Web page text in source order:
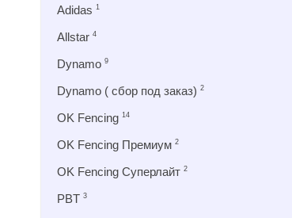
Adidas 1
Allstar 4
Dynamo 9
Dynamo ( сбор под заказ) 2
OK Fencing 14
OK Fencing Премиум 2
OK Fencing Суперлайт 2
PBT 3